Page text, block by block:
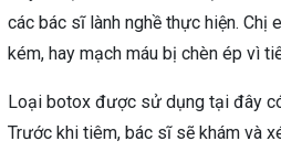
các bác sĩ lành nghề thực hiện.
kém, hay mạch máu bị chèn ép vì
Loại botox được sử dụng tại đây
Trước khi tiêm, bác sĩ sẽ khám và